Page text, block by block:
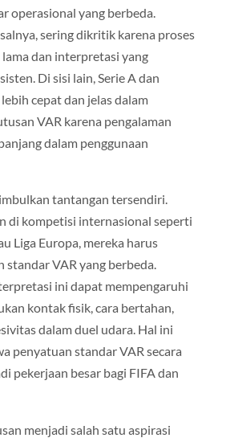
operasional yang berbeda.
sering dikritik karena proses
dan interpretasi yang
Di sisi lain, Serie A dan
cepat dan jelas dalam
VAR karena pengalaman
dalam penggunaan
tantangan tersendiri.
di kompetisi internasional seperti
Liga Europa, mereka harus
standar VAR yang berbeda.
ini dapat mempengaruhi
kontak fisik, cara bertahan,
dalam duel udara. Hal ini
penyatuan standar VAR secara
pekerjaan besar bagi FIFA dan
menjadi salah satu aspirasi